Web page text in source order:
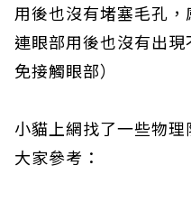
用後也沒有堵塞毛孔，
連眼部用後也沒有出
免接觸眼部）
小貓上網找了一些物
大家參考：